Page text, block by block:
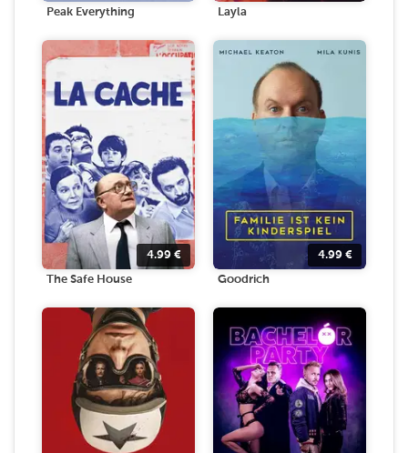
Peak Everything Layla
4.99 €
The Safe House
4.99 €
Goodrich